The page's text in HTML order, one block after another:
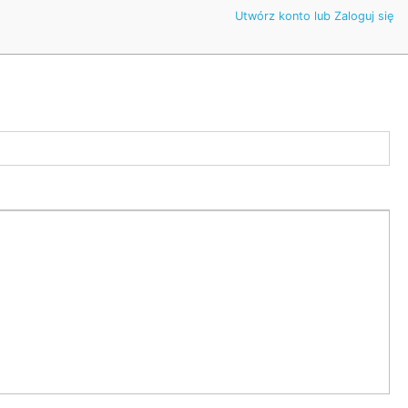
Utwórz konto lub Zaloguj się